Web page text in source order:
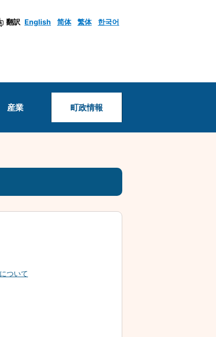
翻訳 English 简体 繁体 한국어
産業 町政情報
ついて